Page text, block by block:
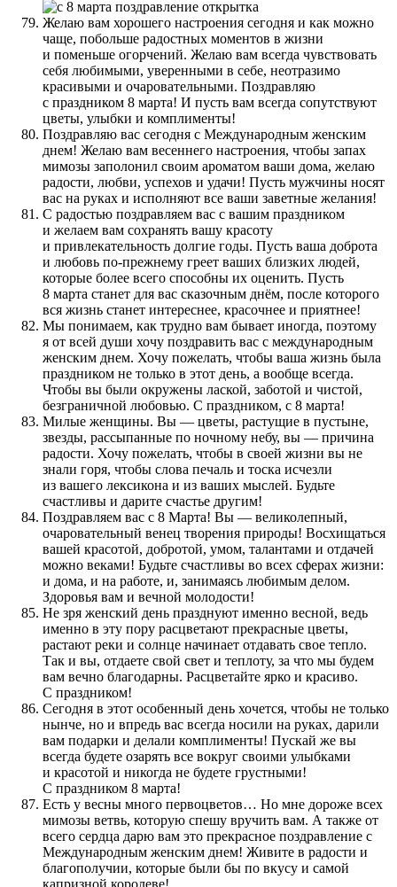
Желаю вам хорошего настроения сегодня и как можно
чаще, побольше радостных моментов в жизни
и поменьше огорчений. Желаю вам всегда чувствовать
себя любимыми, уверенными в себе, неотразимо
красивыми и очаровательными. Поздравляю
с праздником 8 марта! И пусть вам всегда сопутствуют
цветы, улыбки и комплименты!
Поздравляю вас сегодня с Международным женским
днем! Желаю вам весеннего настроения, чтобы запах
мимозы заполонил своим ароматом ваши дома, желаю
радости, любви, успехов и удачи! Пусть мужчины носят
вас на руках и исполняют все ваши заветные желания!
С радостью поздравляем вас с вашим праздником
и желаем вам сохранять вашу красоту
и привлекательность долгие годы. Пусть ваша доброта
и любовь по-прежнему греет ваших близких людей,
которые более всего способны их оценить. Пусть
8 марта станет для вас сказочным днём, после которого
вся жизнь станет интереснее, красочнее и приятнее!
Мы понимаем, как трудно вам бывает иногда, поэтому
я от всей души хочу поздравить вас с международным
женским днем. Хочу пожелать, чтобы ваша жизнь была
праздником не только в этот день, а вообще всегда.
Чтобы вы были окружены лаской, заботой и чистой,
безграничной любовью. С праздником, с 8 марта!
Милые женщины. Вы — цветы, растущие в пустыне,
звезды, рассыпанные по ночному небу, вы — причина
радости. Хочу пожелать, чтобы в своей жизни вы не
знали горя, чтобы слова печаль и тоска исчезли
из вашего лексикона и из ваших мыслей. Будьте
счастливы и дарите счастье другим!
Поздравляем вас с 8 Марта! Вы — великолепный,
очаровательный венец творения природы! Восхищаться
вашей красотой, добротой, умом, талантами и отдачей
можно веками! Будьте счастливы во всех сферах жизни:
и дома, и на работе, и, занимаясь любимым делом.
Здоровья вам и вечной молодости!
Не зря женский день празднуют именно весной, ведь
именно в эту пору расцветают прекрасные цветы,
растают реки и солнце начинает отдавать свое тепло.
Так и вы, отдаете свой свет и теплоту, за что мы будем
вам вечно благодарны. Расцветайте ярко и красиво.
С праздником!
Сегодня в этот особенный день хочется, чтобы не только
нынче, но и впредь вас всегда носили на руках, дарили
вам подарки и делали комплименты! Пускай же вы
всегда будете озарять все вокруг своими улыбками
и красотой и никогда не будете грустными!
С праздником 8 марта!
Есть у весны много первоцветов… Но мне дороже всех
мимозы ветвь, которую спешу вручить вам. А также от
всего сердца дарю вам это прекрасное поздравление с
Международным женским днем! Живите в радости и
благополучии, которые были бы по вкусу и самой